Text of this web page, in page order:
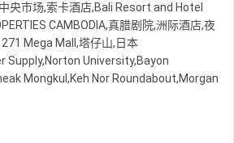
央市场,索卡酒店,Bali Resort and Hotel
CAMBODIA,真腊剧院,洲际酒店,夜
Mega Mall,塔仔山,日本
Supply,Norton University,Bayon
Mongkul,Keh Nor Roundabout,Morgan